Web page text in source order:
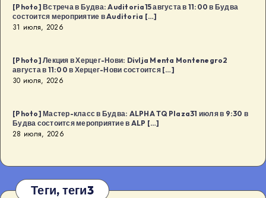
[Photo] Встреча в Будва: Auditoria15 августа в 11:00 в Будва
состоится мероприятие в Auditoria […]
31 июля, 2026
[Photo] Лекция в Херцег-Нови: Divlja Menta Montenegro2
августа в 11:00 в Херцег-Нови состоится […]
30 июля, 2026
[Photo] Мастер-класс в Будва: ALPHA TQ Plaza31 июля в 9:30 в
Будва состоится мероприятие в ALP […]
28 июля, 2026
Теги, теги3